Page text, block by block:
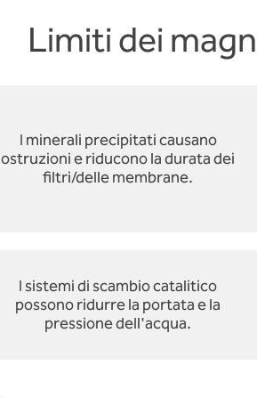
Limiti dei
I minerali precipitati causano
ostruzioni e riducono la durata dei
filtri/delle membrane.
I sistemi di scambio catalitico
possono ridurre la portata e la
pressione dell'acqua.